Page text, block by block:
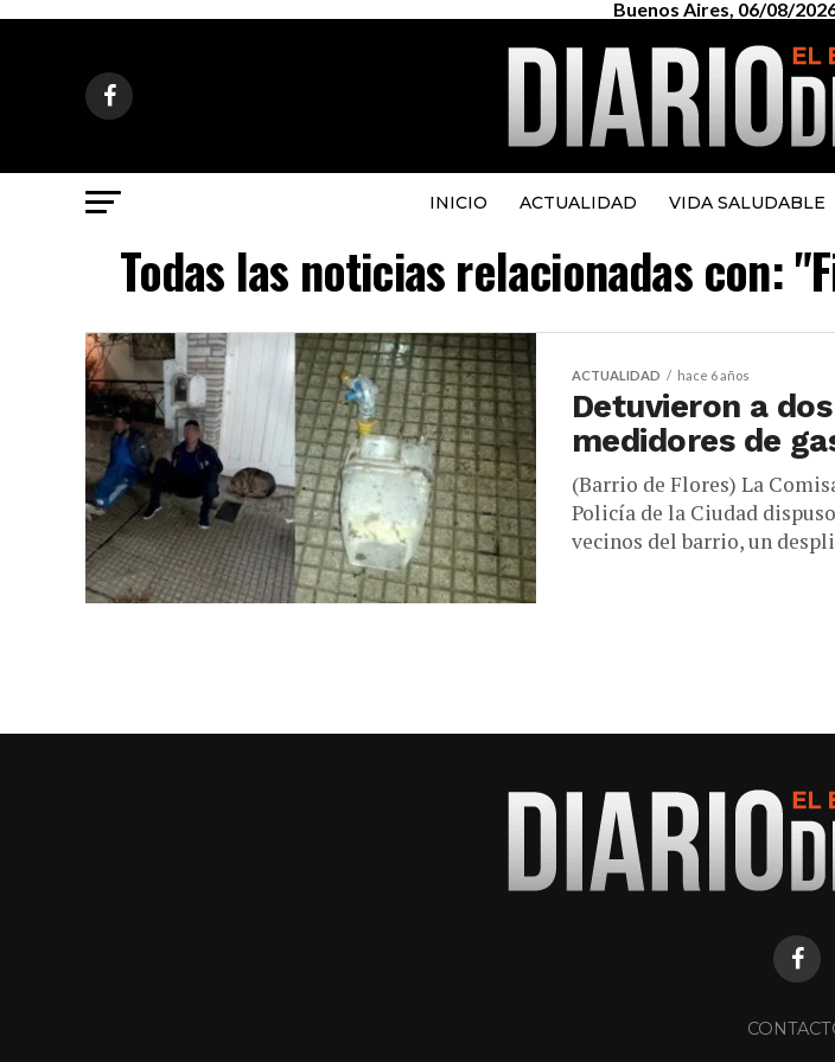
Buenos Aires, 06/08/
INICIO ACTUALIDAD VIDA SALUDABLE
Todas las noticias relacionadas con:
ACTUALIDAD hace 6 años
Detuvieron a
medidores de
(Barrio de Flores) La
Policía de la Ciudad
vecinos del barrio, un